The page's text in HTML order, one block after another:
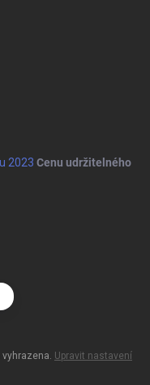
2023 Cenu udržitelného
vyhrazena. Upravit nastavení